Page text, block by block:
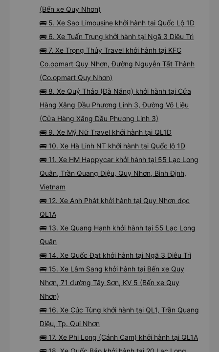
(Bến xe Quy Nhơn)
🚌 5. Xe Sao Limousine khởi hành tại Quốc Lộ 1D
🚌 6. Xe Tuấn Trung khởi hành tại Ngã 3 Diêu Trì
🚌 7. Xe Trọng Thủy Travel khởi hành tại KFC
Co.opmart Quy Nhơn, Đường Nguyễn Tất Thành
(Co.opmart Quy Nhơn)
🚌 8. Xe Quý Thảo (Đà Nẵng) khởi hành tại Cửa
Hàng Xăng Dầu Phương Linh 3, Đường Võ Liệu
(Cửa Hàng Xăng Dầu Phương Linh 3)
🚌 9. Xe Mỹ Nữ Travel khởi hành tại QL1D
🚌 10. Xe Hà Linh NT khởi hành tại Quốc lộ 1D
🚌 11. Xe HM Happycar khởi hành tại 55 Lạc Long
Quân, Trần Quang Diệu, Quy Nhơn, Bình Định,
Vietnam
🚌 12. Xe Anh Phát khởi hành tại Quy Nhơn dọc
QL1A
🚌 13. Xe Quang Hạnh khởi hành tại 55 Lạc Long
Quân
🚌 14. Xe Quốc Đạt khởi hành tại Ngã 3 Diêu Trì
🚌 15. Xe Lâm Sang khởi hành tại Bến xe Quy
Nhơn, 71 đường Tây Sơn, KV 5 (Bến xe Quy
Nhơn)
🚌 16. Xe Cúc Tùng khởi hành tại QL1, Trần Quang
Diệu, Tp. Qui Nhơn
🚌 17. Xe Phi Long (Cánh Cam) khởi hành tại QL1A